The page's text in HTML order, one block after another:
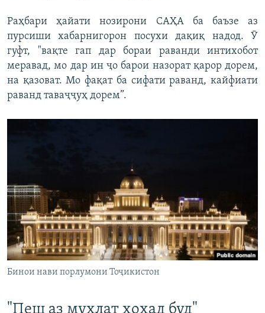
Раҳбари ҳайати нозирони САҲА ба баъзе аз
пурсиши хабарнигорон посухи дақиқ надод. Ӯ
гуфт, "вақте гап дар бораи раванди интихобот
меравад, мо дар ин ҷо барои назорат қарор дорем,
на қазоват. Мо фақат ба сифати раванд, кайфиати
раванд таваҷҷуҳ дорем”.
Бинои нави порлумони Тоҷикистон
"Пеш аз муҳлат хоҳад буд"